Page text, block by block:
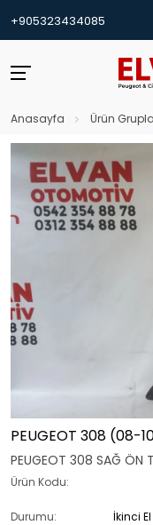
+905323434085
Anasayfa Ürün
PEUGEOT 308 (08-
PEUGEOT 308 SAĞ ÖN
Ürün Kodu:
Durumu: İkinci El